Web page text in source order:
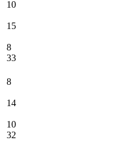
10
15
8
33
8
14
10
32